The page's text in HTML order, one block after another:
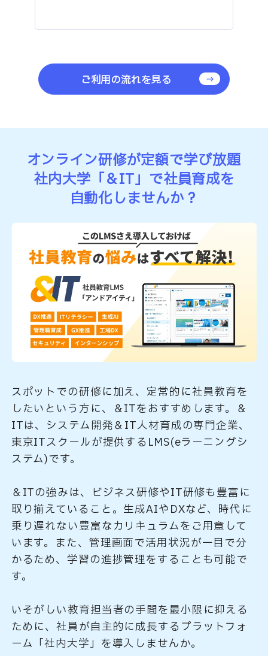
ご利用の流れを見る
オンライン研修が定額で学び放題
社内大学「＆IT」で社員育成を
自動化しませんか？
スポットでの研修に加え、定常的に社員教育を
したいという方に、＆ITをおすすめします。＆
ITは、システム開発＆IT人材育成の専門企業、
東京ITスクールが提供するLMS(eラーニングシ
ステム)です。
＆ITの強みは、ビジネス研修やIT研修も豊富に
取り揃えていること。生成AIやDXなど、時代に
乗り遅れない豊富なカリキュラムをご用意して
います。また、管理画面で活用状況が一目で分
かるため、学習の進捗管理をすることも可能で
す。
いそがしい教育担当者の手間を最小限に抑える
ために、社員が自主的に成長するプラットフォ
ーム「社内大学」を導入しませんか。